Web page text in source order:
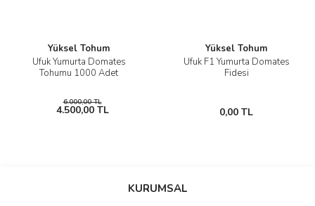
Yüksel Tohum
Ufuk Yumurta Domates
Tohumu 1000 Adet
6.000,00 TL
4.500,00 TL
Yüksel Tohum
Ufuk F1 Yumurta Domates
Fidesi
0,00 TL
KURUMSAL